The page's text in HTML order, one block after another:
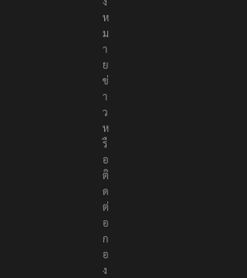
ห
ม
า
ย
ข่
า
ว
ห
รื
อ
ติ
ด
ต่
อ
ก
อ
ง